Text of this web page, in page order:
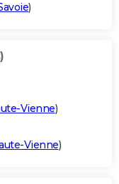
)
Vienne)
Vienne)